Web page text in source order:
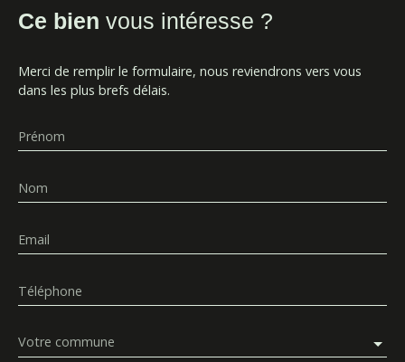
Ce bien vous intéresse ?
Merci de remplir le formulaire, nous reviendrons vers vous
dans les plus brefs délais.
Prénom
Nom
Email
Téléphone
Votre commune